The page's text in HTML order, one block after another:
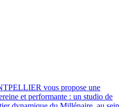
vous propose une
et performante : un studio de